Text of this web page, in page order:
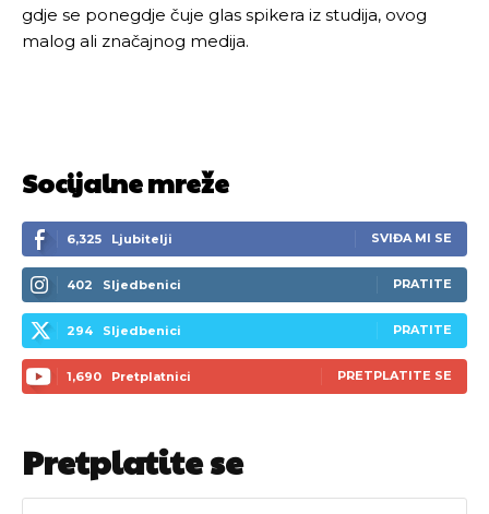
gdje se ponegdje čuje glas spikera iz studija, ovog
malog ali značajnog medija.
Socijalne mreže
6,325 Ljubitelji SVIĐA MI SE
402 Sljedbenici PRATITE
294 Sljedbenici PRATITE
1,690 Pretplatnici PRETPLATITE SE
Pretplatite se